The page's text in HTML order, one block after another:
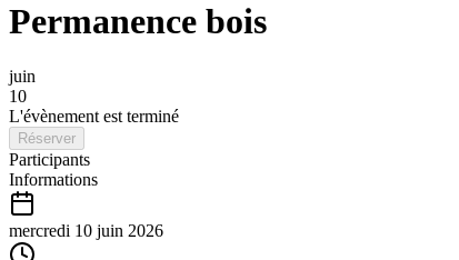
Permanence bois
juin
10
L'évènement est terminé
Réserver
Participants
Informations
mercredi 10 juin 2026